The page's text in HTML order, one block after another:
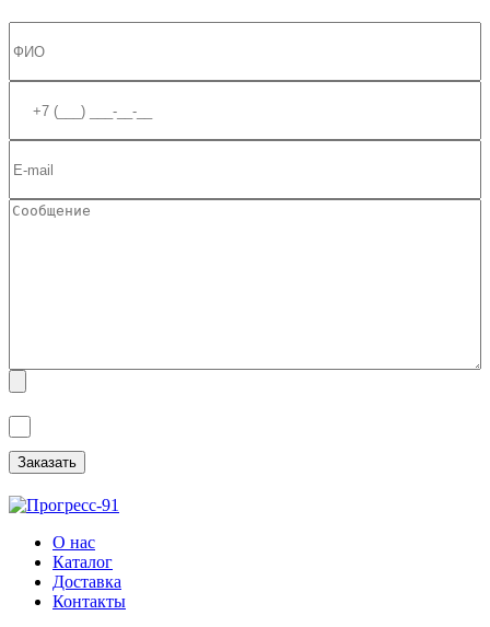
О нас
Каталог
Доставка
Контакты